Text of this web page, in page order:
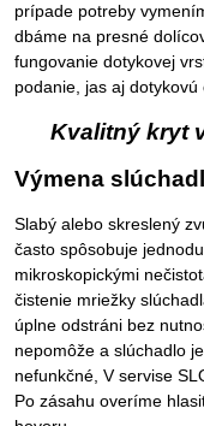
prípade potreby
dbáme na presné
fungovanie dotykovej
podanie, jas aj
Kvalitný kryt
Výmena
Slabý alebo skreslený
často spôsobuje
mikroskopickými
čistenie mriežky
úplne odstráni bez
nepomôže a slúchadlo
nefunkčné, V servise
Po zásahu overíme